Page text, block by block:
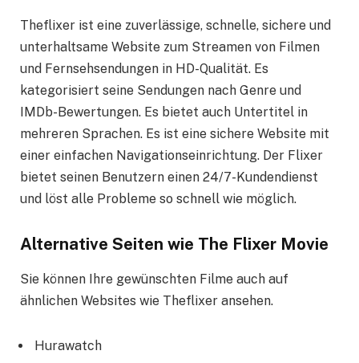
Theflixer ist eine zuverlässige, schnelle, sichere und
unterhaltsame Website zum Streamen von Filmen
und Fernsehsendungen in HD-Qualität. Es
kategorisiert seine Sendungen nach Genre und
IMDb-Bewertungen. Es bietet auch Untertitel in
mehreren Sprachen. Es ist eine sichere Website mit
einer einfachen Navigationseinrichtung. Der Flixer
bietet seinen Benutzern einen 24/7-Kundendienst
und löst alle Probleme so schnell wie möglich.
Alternative Seiten wie The Flixer Movie
Sie können Ihre gewünschten Filme auch auf
ähnlichen Websites wie Theflixer ansehen.
Hurawatch